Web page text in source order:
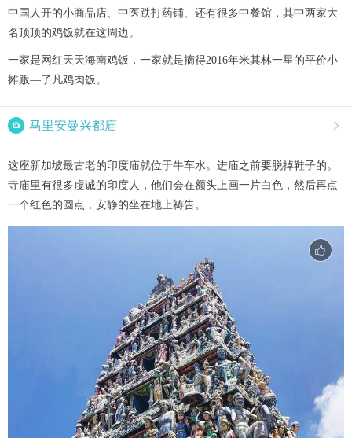
中国人开的小商品店、中医跌打药铺、还有很多中餐馆，其中两家大
名顶顶的鸡饭就在这周边。
一家是网红天天海南鸡饭，一家就是摘得2016年米其林一星的平价小
摊贩—了凡鸡肉饭。
 马里安曼兴都庙 
这座新加坡最古老的印度庙就位于牛车水。进庙之前要脱掉鞋子的。
寺庙里有很多虔诚的印度人，他们会在额头上画一片白色，然后再点
一个红色的圆点，安静的坐在地上祷告。